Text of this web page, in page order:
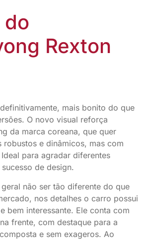
do
Rexton
mais bonito do que
O novo visual reforça
da marca coreana, que quer
robustos e dinâmicos, mas com
para agradar diferentes
de design.
não ser tão diferente do que
nos detalhes o carro possui
bem interessante. Ele conta com
frente, com destaque para a
e sem exageros. Ao